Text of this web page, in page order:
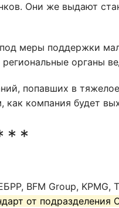
Они же выдают
меры поддержки
органы
попавших в
как компания будет
BFM Group, KPMG,
от подразделения